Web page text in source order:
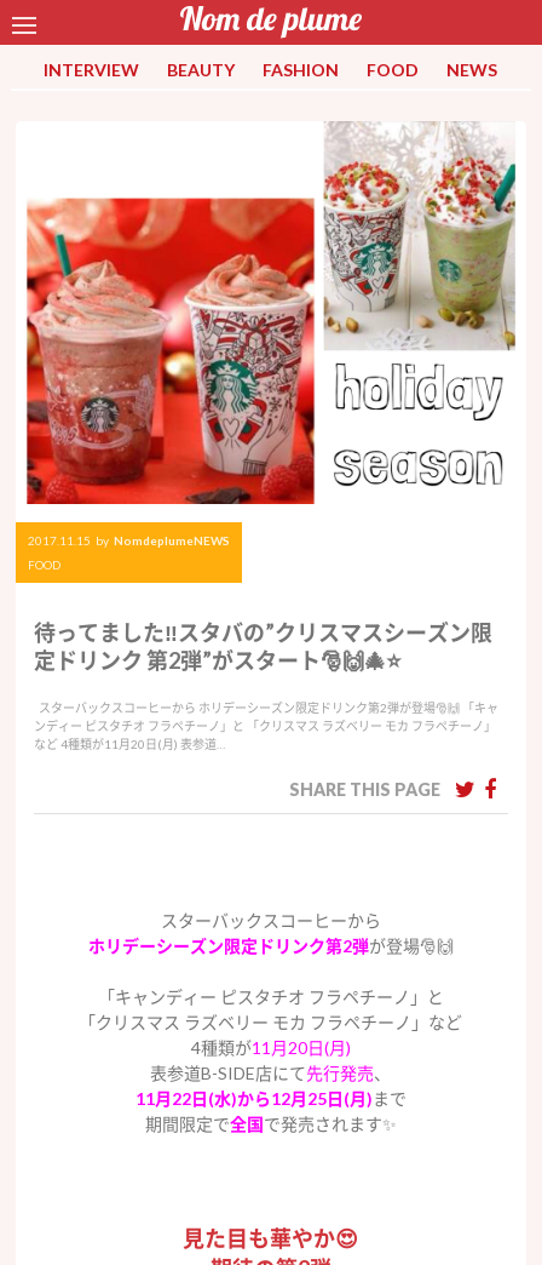
INTERVIEW BEAUTY FASHION FOOD NEWS
2017.11.15 by NomdeplumeNEWS
FOOD
待ってました‼️スタバの”クリスマスシーズン限
定ドリンク 第2弾”がスタート🎅🙌🎄⭐️
スターバックスコーヒーから ホリデーシーズン限定ドリンク第2弾が登場🎅🙌 「キャ
ンディー ピスタチオ フラペチーノ」と 「クリスマス ラズベリー モカ フラペチーノ」
など 4種類が11月20日(月) 表参道…
SHARE THIS PAGE
スターバックスコーヒーから
ホリデーシーズン限定ドリンク第2弾が登場🎅🙌
「キャンディー ピスタチオ フラペチーノ」と
「クリスマス ラズベリー モカ フラペチーノ」など
4種類が11月20日(月)
表参道B-SIDE店にて先行発売、
11月22日(水)から12月25日(月)まで
期間限定で全国で発売されます✨
見た目も華やか😍